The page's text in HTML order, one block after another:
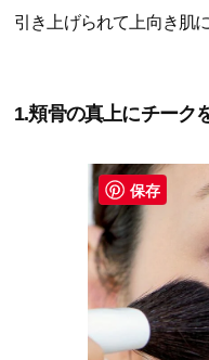
引き上げられて上向き肌
1.頬骨の真上にチーク
保存